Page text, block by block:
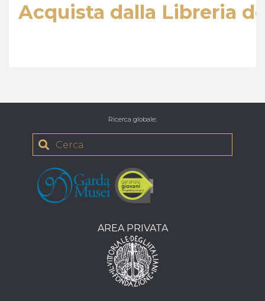
Acquista dalla Libreria
Ricerca globale:
AREA PRIVATA